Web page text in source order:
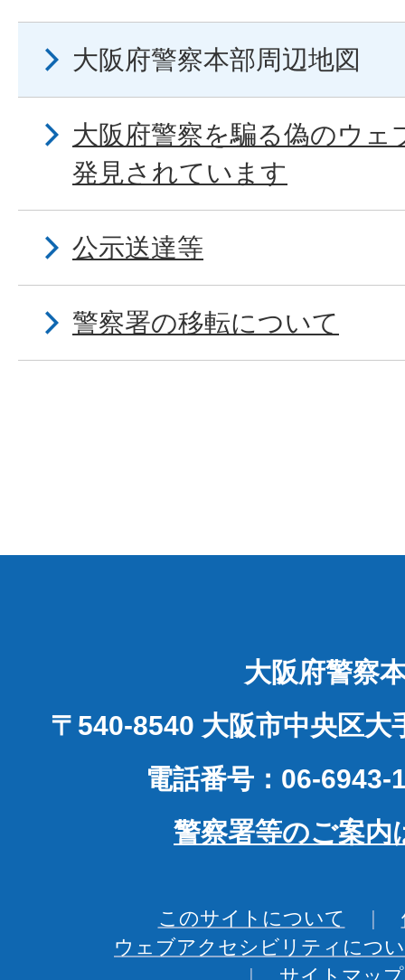
大阪府警察本部周辺地図
大阪府警察を騙る偽のウェ
発見されています
公示送達等
警察署の移転について
大阪府警察
〒540-8540 大阪市中央区大
電話番号：06-6943-
警察署等のご案内
このサイトについて
ウェブアクセシビリティにつ